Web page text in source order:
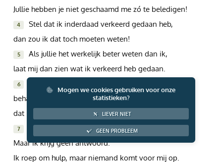
Jullie hebben je niet geschaamd me zó te beledigen!
4
Stel dat ik inderdaad verkeerd gedaan heb,
dan zou ik dat toch moeten weten!
5
Als jullie het werkelijk beter weten dan ik,
laat mij dan zien wat ik verkeerd heb gedaan.
6
Kom, geef toch toe dat God me oneerlijk heeft
behandeld,
dat Hij mij zonder reden in zijn net heeft gevangen.
7
Ik schreeuw het uit: "Help me!"
Maar ik krijg geen antwoord.
Ik roep om hulp, maar niemand komt voor mij op.
Mogen we cookies gebruiken voor onze
statistieken?
LIEVER NIET
GEEN PROBLEEM